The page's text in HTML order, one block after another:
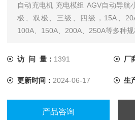
自动充电机 充电模组 AGV自动导航
极、双极、三级、四级，15A、
100A、150A、200A、250A等多种
访 问 量： 1391 厂
更新时间： 2024-06-17 生
产品咨询